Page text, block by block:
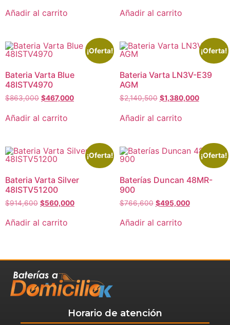
Añadir al carrito Añadir al carrito
¡Oferta!
Bateria Varta Blue
48ISTV4970
$863,000 $467,000
Añadir al carrito
¡Oferta!
Bateria Varta LN3V-E39
AGM
$2,140,500 $1,380,000
Añadir al carrito
¡Oferta!
Bateria Varta Silver
48ISTV51200
$914,600 $560,000
Añadir al carrito
¡Oferta!
Baterías Duncan 48MR-
900
$766,600 $495,000
Añadir al carrito
Horario de atención